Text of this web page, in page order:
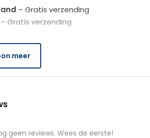
– Gratis verzending
– Gratis verzending
meer..
na de retourmelding nogmaals 14
controleert TRUUSK het
product terug naar de koper.
meer
geen reviews. Wees de eerste!